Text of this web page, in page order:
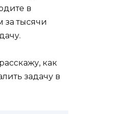
в
за тысячи
как
задачу в